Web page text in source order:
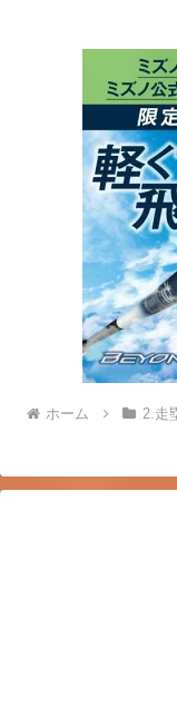
ホーム 2.走